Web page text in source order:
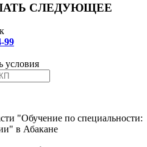
СЛЕДУЮЩЕЕ
99
условия
"Обучение по специальности:
в Абакане